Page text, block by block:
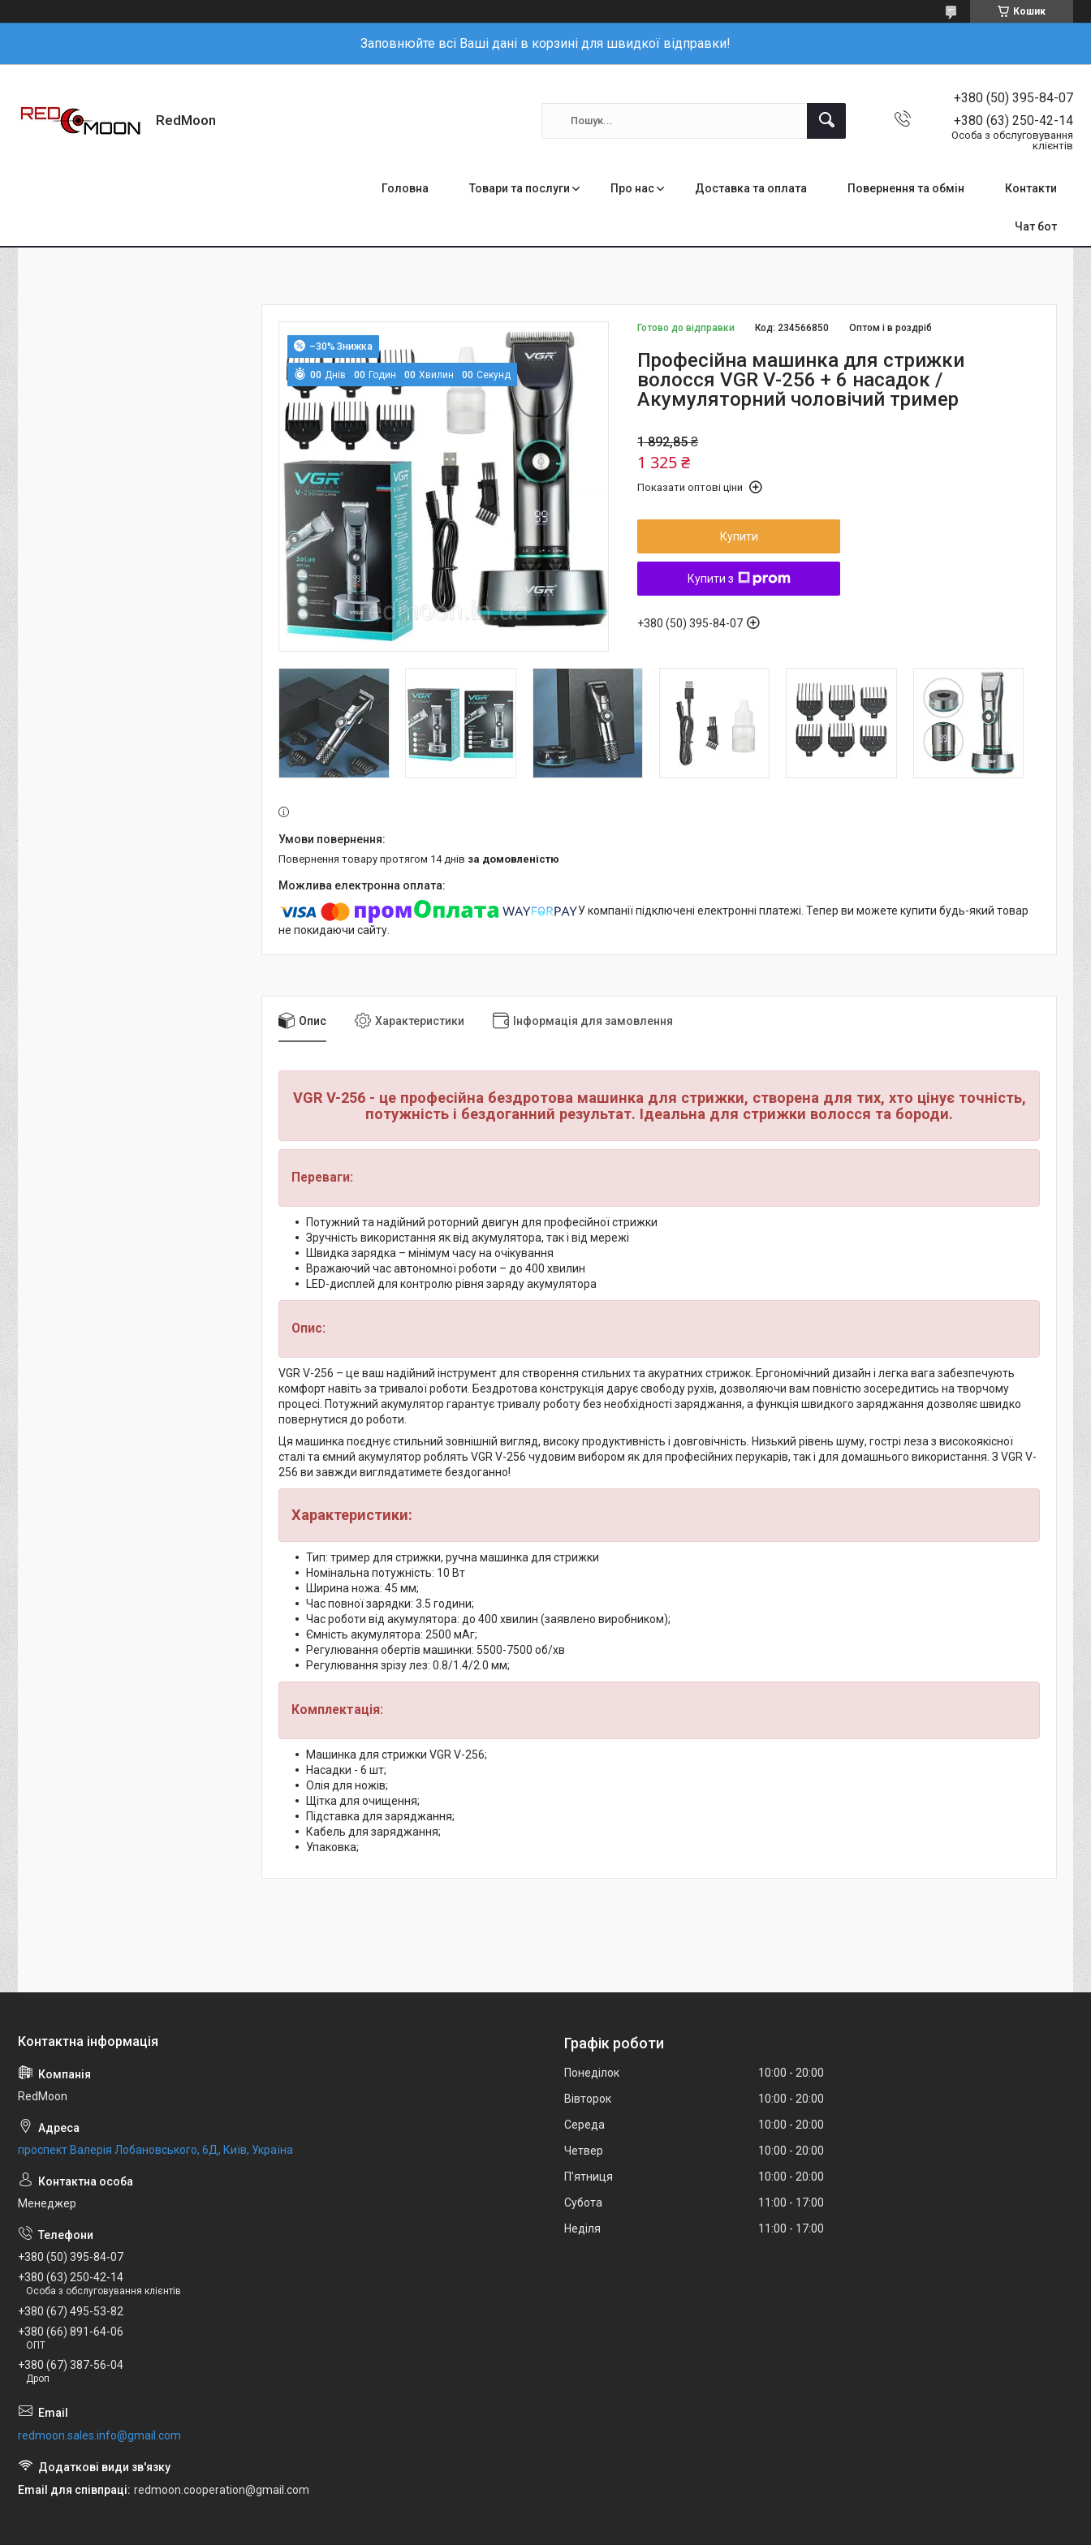
Кошик
Заповнюйте всі Ваші дані в корзині для швидкої відправки!
RedMoon
+380 (50) 395-84-07
+380 (63) 250-42-14
Особа з обслуговування
клієнтів
Головна Товари та послуги Про нас Доставка та оплата Повернення та обмін Контакти
Чат бот
–30%
00 Днів 00 Годин 00 Хвилин 00 Секунд
Готово до відправки Оптом і в роздріб
Код: 234566850
Професійна машинка для стрижки
волосся VGR V-256 + 6 насадок /
Акумуляторний чоловічий тример
1 892,85 ₴
1 325 ₴
Показати оптові ціни
Купити
Купити з
+380 (50) 395-84-07
повернення товару протягом 14 днів за домовленістю
У компанії підключені електронні платежі. Тепер ви можете купити будь-який товар
не покидаючи сайту.
Опис Характеристики Інформація для замовлення
VGR V-256 - це професійна бездротова машинка для стрижки, створена для тих, хто цінує точність,
потужність і бездоганний результат. Ідеальна для стрижки волосся та бороди.
Переваги:
Потужний та надійний роторний двигун для професійної стрижки
Зручність використання як від акумулятора, так і від мережі
Швидка зарядка – мінімум часу на очікування
Вражаючий час автономної роботи – до 400 хвилин
LED-дисплей для контролю рівня заряду акумулятора
Опис:
VGR V-256 – це ваш надійний інструмент для створення стильних та акуратних стрижок. Ергономічний дизайн і легка вага забезпечують
комфорт навіть за тривалої роботи. Бездротова конструкція дарує свободу рухів, дозволяючи вам повністю зосередитись на творчому
процесі. Потужний акумулятор гарантує тривалу роботу без необхідності заряджання, а функція швидкого заряджання дозволяє швидко
повернутися до роботи.
Ця машинка поєднує стильний зовнішній вигляд, високу продуктивність і довговічність. Низький рівень шуму, гострі леза з високоякісної
сталі та ємний акумулятор роблять VGR V-256 чудовим вибором як для професійних перукарів, так і для домашнього використання. З VGR V-
256 ви завжди виглядатимете бездоганно!
Характеристики:
Тип: тример для стрижки, ручна машинка для стрижки
Номінальна потужність: 10 Вт
Ширина ножа: 45 мм;
Час повної зарядки: 3.5 години;
Час роботи від акумулятора: до 400 хвилин (заявлено виробником);
Ємність акумулятора: 2500 мАг;
Регулювання обертів машинки: 5500-7500 об/хв
Регулювання зрізу лез: 0.8/1.4/2.0 мм;
Комплектація:
Машинка для стрижки VGR V-256;
Насадки - 6 шт;
Олія для ножів;
Щітка для очищення;
Підставка для заряджання;
Кабель для заряджання;
Упаковка;
RedMoon
проспект Валерія Лобановського, 6Д, Київ, Україна
Менеджер
+380 (50) 395-84-07
+380 (63) 250-42-14
Особа з обслуговування клієнтів
+380 (67) 495-53-82
+380 (66) 891-64-06
ОПТ
+380 (67) 387-56-04
Дроп
redmoon.sales.info@gmail.com
Email для співпраці redmoon.cooperation@gmail.com
Графік роботи
Понеділок 10:00
20:00
Вівторок
10:00
20:00
Середа
10:00
20:00
Четвер
10:00
20:00
Пʼятниця
10:00
20:00
Субота
11:00
17:00
Неділя
11:00 17:00